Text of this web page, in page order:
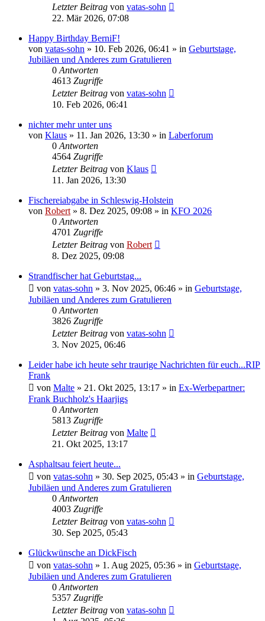
Letzter Beitrag von vatas-sohn
22. Mär 2026, 07:08
Happy Birthday BerniF!
von vatas-sohn » 10. Feb 2026, 06:41 » in Geburtstage,
Jubiläen und Anderes zum Gratulieren
0 Antworten
4613 Zugriffe
Letzter Beitrag von vatas-sohn
10. Feb 2026, 06:41
nichter mehr unter uns
von Klaus » 11. Jan 2026, 13:30 » in Laberforum
0 Antworten
4564 Zugriffe
Letzter Beitrag von Klaus
11. Jan 2026, 13:30
Fischereiabgabe in Schleswig-Holstein
von Robert » 8. Dez 2025, 09:08 » in KFO 2026
0 Antworten
4701 Zugriffe
Letzter Beitrag von Robert
8. Dez 2025, 09:08
Strandfischer hat Geburtstag...
von vatas-sohn » 3. Nov 2025, 06:46 » in Geburtstage,
Jubiläen und Anderes zum Gratulieren
0 Antworten
3826 Zugriffe
Letzter Beitrag von vatas-sohn
3. Nov 2025, 06:46
Leider habe ich heute sehr traurige Nachrichten für euch...RIP
Frank
von Malte » 21. Okt 2025, 13:17 » in Ex-Werbepartner:
Frank Buchholz's Haarjigs
0 Antworten
5813 Zugriffe
Letzter Beitrag von Malte
21. Okt 2025, 13:17
Asphaltsau feiert heute...
von vatas-sohn » 30. Sep 2025, 05:43 » in Geburtstage,
Jubiläen und Anderes zum Gratulieren
0 Antworten
4003 Zugriffe
Letzter Beitrag von vatas-sohn
30. Sep 2025, 05:43
Glückwünsche an DickFisch
von vatas-sohn » 1. Aug 2025, 05:36 » in Geburtstage,
Jubiläen und Anderes zum Gratulieren
0 Antworten
5357 Zugriffe
Letzter Beitrag von vatas-sohn